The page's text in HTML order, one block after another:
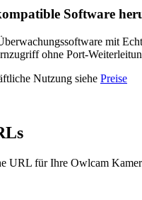
Software
mit
ohne Port-
Nutzung siehe Preise
URL für Ihre Owlcam